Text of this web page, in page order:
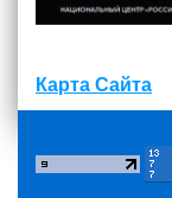
Карта Сайта